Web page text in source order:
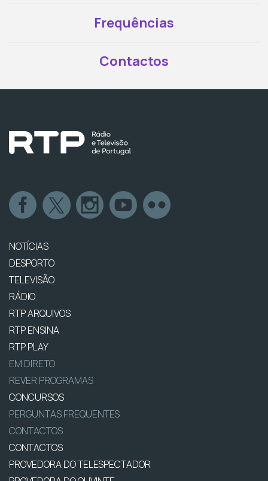
Frequências
Contactos
NOTÍCIAS
DESPORTO
TELEVISÃO
RÁDIO
RTP ARQUIVOS
RTP ENSINA
RTP PLAY
EM DIRETO
REVER PROGRAMAS
CONCURSOS
PERGUNTAS FREQUENTES
CONTACTOS
CONTACTOS
PROVEDORA DO TELESPECTADOR